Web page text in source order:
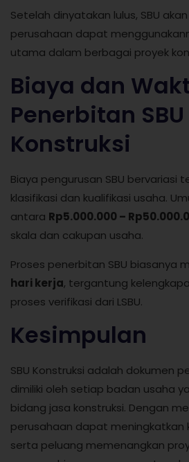
Setelah dinyatakan lulus, SBU
perusahaan dapat
utama dalam berbagai proyek
Biaya dan
Penerbitan SBU
Konstruksi
Biaya pengurusan SBU bervariasi
klasifikasi dan kualifikasi usaha.
antara Rp5.000.000 –
skala dan cakupan usaha.
Proses penerbitan SBU biasanya
hari kerja, tergantung
proses verifikasi dari LSBU.
Kesimpulan
SBU Konstruksi adalah dokumen
dimiliki oleh setiap badan usaha
bidang jasa konstruksi. Dengan
perusahaan dapat meningkatkan
serta peluang memenangkan